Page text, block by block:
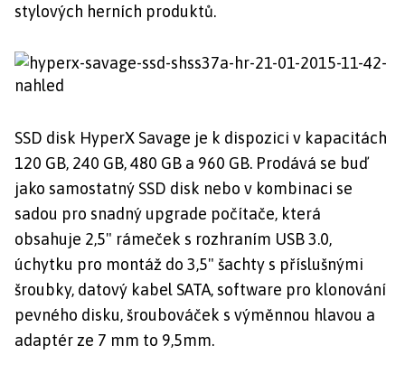
stylových herních produktů.
SSD disk HyperX Savage je k dispozici v kapacitách
120 GB, 240 GB, 480 GB a 960 GB. Prodává se buď
jako samostatný SSD disk nebo v kombinaci se
sadou pro snadný upgrade počítače, která
obsahuje 2,5" rámeček s rozhraním USB 3.0,
úchytku pro montáž do 3,5" šachty s příslušnými
šroubky, datový kabel SATA, software pro klonování
pevného disku, šroubováček s výměnnou hlavou a
adaptér ze 7 mm to 9,5mm.